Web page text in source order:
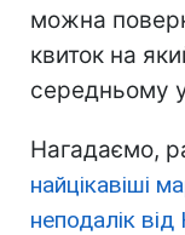
можна
квиток на
середньому
Нагадаємо,
найцікавіші
неподалік від